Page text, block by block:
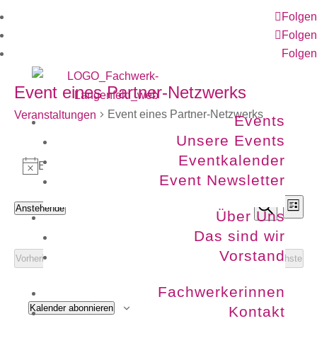
Folgen
Folgen
Folgen
Events
Unsere Events
Eventkalender
Event Newsletter
Über Uns
Das sind wir
Vorstand
Fachwerkerinnen
Kontakt
Event eines Partner-Netzwerks
Veranstaltungen Event eines Partner-Netzwerks
Veranstaltungen
Hinweis
Es wurden keine Ergebnisse gefunden.
und
Suche
Liste
Anstehende
Datum
wählen.
Vorherige
Veranstaltungen
Nächste
Kalender abonnieren